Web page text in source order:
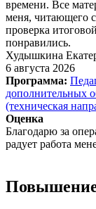
времени. Все
меня, читающего
проверка
понравились.
Худышкина
6 августа 2026
Программа:
дополнительных
(техническая
Оценка
Благодарю за
радует работа